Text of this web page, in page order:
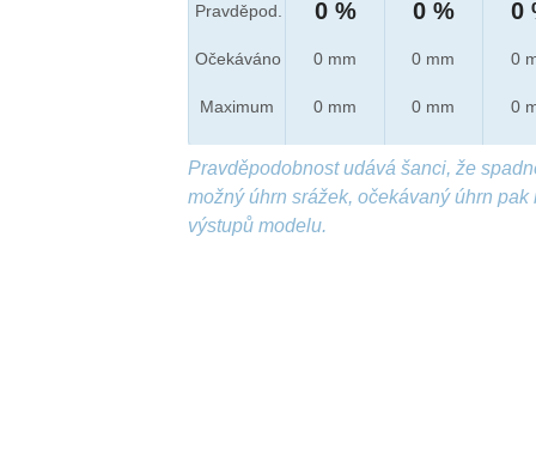
Pravděpod.
Očekáváno
Maximum
0 %
0 mm
0 mm
0 %
0 mm
0 mm
0
0
0
Pravděpodobnost udává šanci, že
možný úhrn srážek, očekávaný úhrn
výstupů modelu.